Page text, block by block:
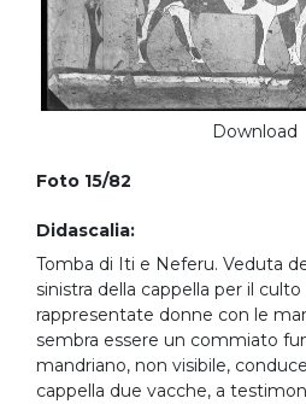
Download
Foto 15/82
Didascalia:
Tomba di Iti e Neferu. Veduta
sinistra della cappella per il
rappresentate donne con le
sembra essere un commiato
mandriano, non visibile,
cappella due vacche, a